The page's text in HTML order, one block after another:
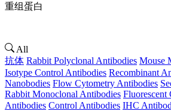
重组蛋白
All
抗体 Rabbit Polyclonal Antibodies Mouse
Isotype Control Antibodies Recombinant
Nanobodies Flow Cytometry Antibodies
Rabbit Monoclonal Antibodies Fluorescent
Antibodies Control Antibodies IHC